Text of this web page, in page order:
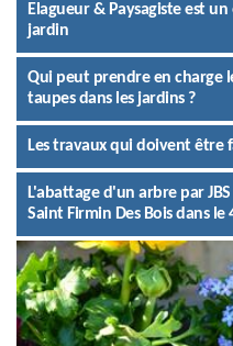
Elagueur & Paysagiste est
jardin
Qui peut prendre en charge
taupes dans les jardins ?
Les travaux qui doivent être
L'abattage d'un arbre par
Saint Firmin Des Bois dans le